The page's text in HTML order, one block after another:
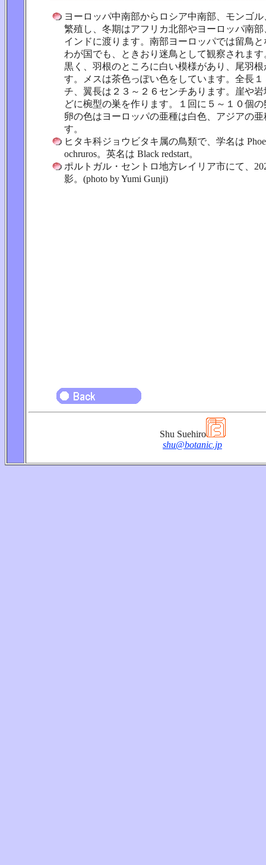
ヨーロッパ中南部からロシア中南部、モンゴ
繁殖し、冬期はアフリカ北部やヨーロッパ南
インドに渡ります。南部ヨーロッパでは留鳥
わが国でも、ときおり迷鳥として観察されま
黒く、羽根のところに白い模様があり、尾羽
す。メスは茶色っぽい色をしています。全長
チ、翼長は２３～２６センチあります。崖や
どに椀型の巣を作ります。１回に５～１０個
卵の色はヨーロッパの亜種は白色、アジアの
す。
ヒタキ科ジョウビタキ属の鳥類で、学名は
ochruros。英名は Black redstart。
ポルトガル・セントロ地方レイリア市にて、
影。(photo by Yumi Gunji)
Shu Suehiro
shu@botanic.jp